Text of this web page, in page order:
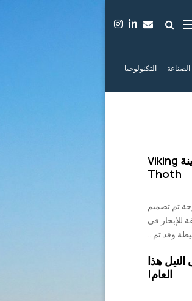
التكنولوجيا
كل ما عليك معرفته عن سفينة Viking
Thoth
الفايكنج مصر بزاوية 360 درجة تم تصميم
للإبحار في
وقد تم...
هذا
العام!